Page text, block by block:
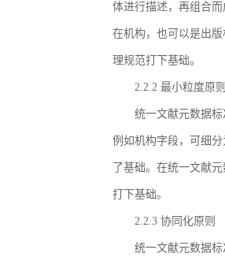
体进行描述，再组合
在机构，也可以是出
理规范打下基础。
2.2.2 最小粒度原
统一文献元数据
例如机构字段，可细
了基础。在统一文献
打下基础。
2.2.3 协同化原则
统一文献元数据